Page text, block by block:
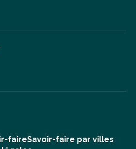
faireSavoir-faire par villes